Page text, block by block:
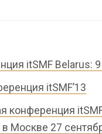
itSMF Belarus:
itSMF’13
конференция
в Москве 27